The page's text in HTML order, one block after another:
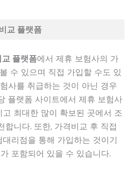
교 플랫폼
플랫폼에서 제휴 보험사의 가
수 있으며 직접 가입할 수도 있
사를 취급하는 것이 아닌 경우
플랫폼 사이트에서 제휴 보험사
최대한 많이 확보된 곳에서 조
합니다. 또한, 가격비교 후 직접
리점을 통해 가입하는 것이기
포함되어 있을 수 있습니다.